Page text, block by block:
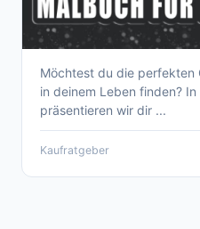
Der perfekte
Geschenke für Frauen
Möchtest du die perfekten
in deinem Leben finden?
präsentieren wir dir ...
Kaufratgeber